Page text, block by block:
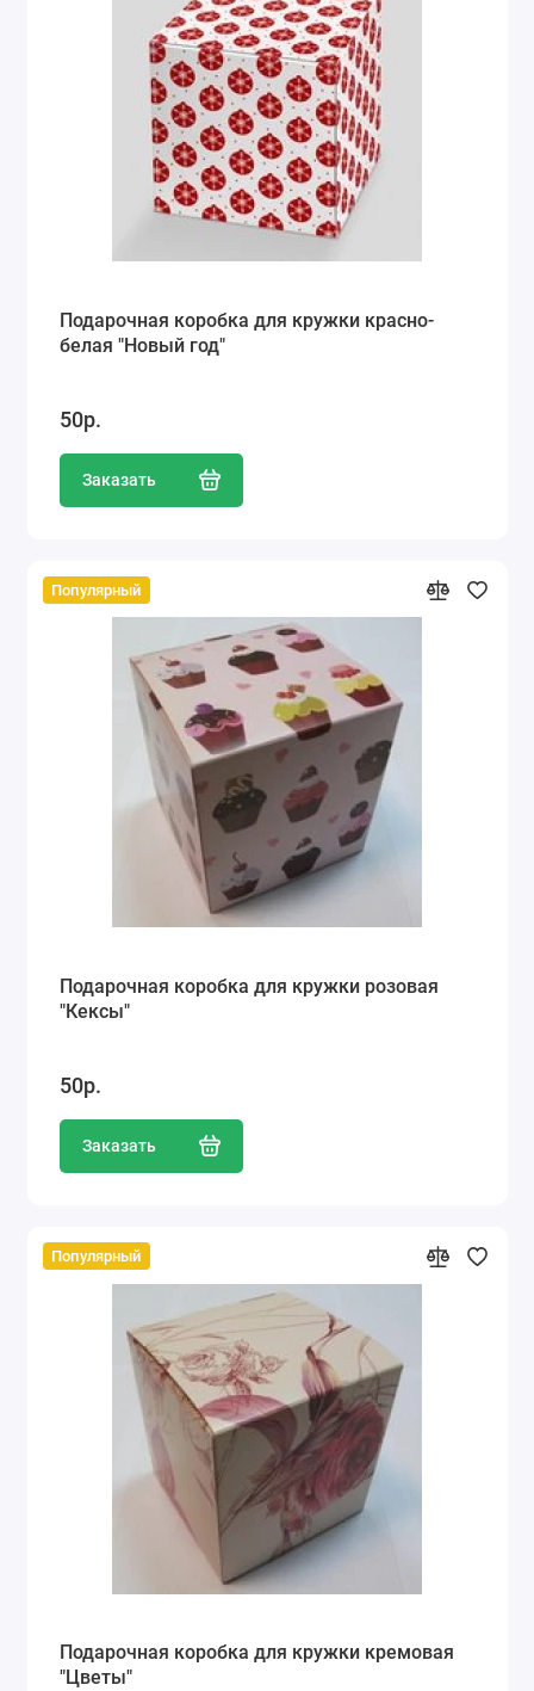
Подарочная коробка для кружки красно-
белая "Новый год"
50р.
Заказать
Популярный
Подарочная коробка для кружки розовая
"Кексы"
50р.
Заказать
Популярный
Подарочная коробка для кружки кремовая
"Цветы"